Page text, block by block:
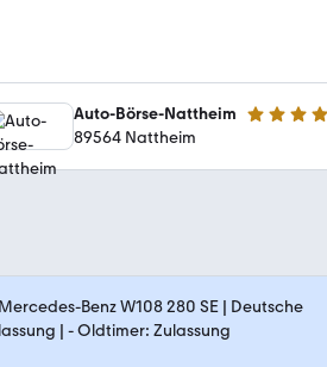
Auto-Börse-Nattheim 4.5 Sterne
89564 Nattheim